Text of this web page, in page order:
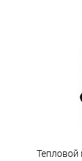
Тепловой